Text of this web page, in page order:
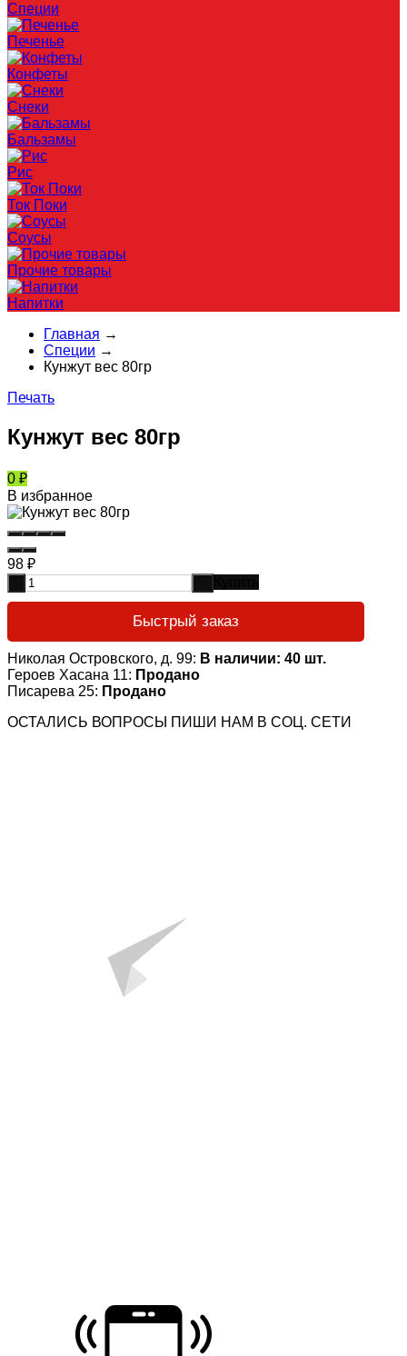
Специи
Печенье
Конфеты
Снеки
Бальзамы
Рис
Ток Поки
Соусы
Прочие товары
Напитки
Главная →
Специи →
Кунжут вес 80гр
Печать
Кунжут вес 80гр
0 ₽
В избранное
98 ₽
Быстрый заказ
Николая Островского, д. 99: В наличии: 40 шт.
Героев Хасана 11: Продано
Писарева 25: Продано
ОСТАЛИСЬ ВОПРОСЫ ПИШИ НАМ В СОЦ. СЕТИ